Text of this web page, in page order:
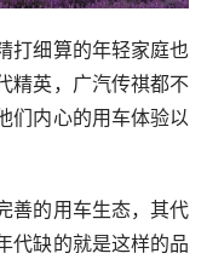
打细算的年轻家庭也
精英，广汽传祺都不
们内心的用车体验以
善的用车生态，其代
代缺的就是这样的品